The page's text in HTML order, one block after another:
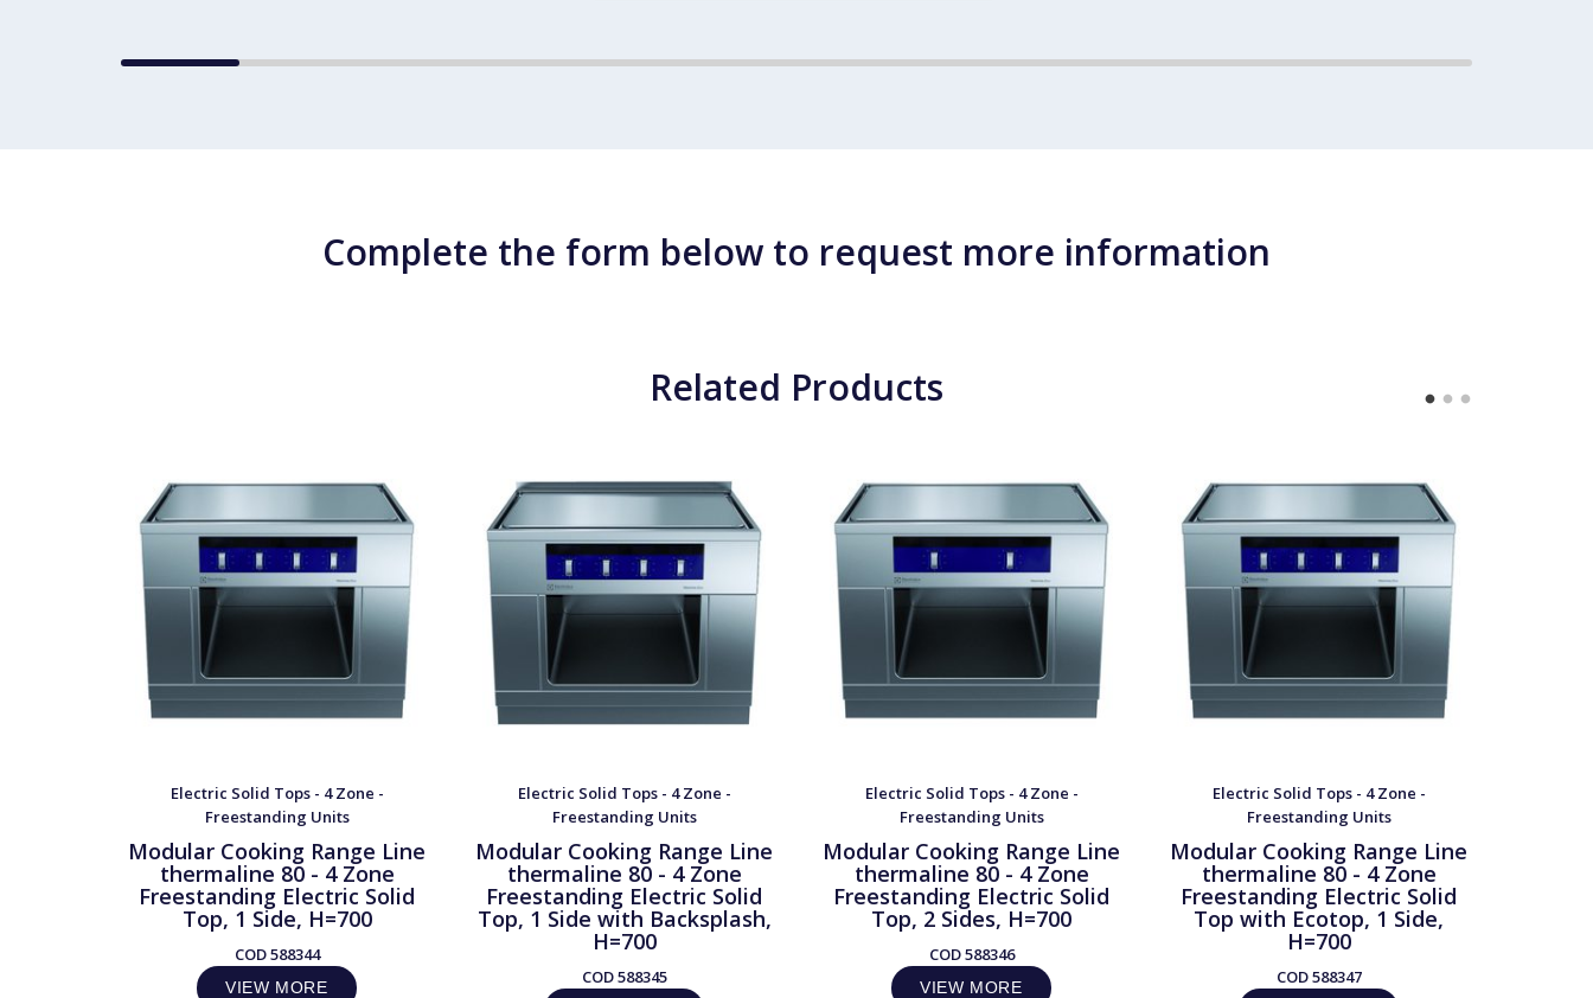
Complete the form below to request more information
Related Products
Electric Solid Tops - 4 Zone -
Freestanding Units
Modular Cooking Range Line
thermaline 80 - 4 Zone
Freestanding Electric Solid
Top, 1 Side, H=700
COD588344
VIEW MORE
Electric Solid Tops - 4 Zone -
Freestanding Units
Modular Cooking Range Line
thermaline 80 - 4 Zone
Freestanding Electric Solid
Top, 1 Side with Backsplash,
H=700
COD588345
Electric Solid Tops - 4 Zone -
Freestanding Units
Modular Cooking Range Line
thermaline 80 - 4 Zone
Freestanding Electric Solid
Top, 2 Sides, H=700
COD588346
VIEW MORE
Electric Solid Tops - 4 Zone -
Freestanding Units
Modular Cooking Range Line
thermaline 80 - 4 Zone
Freestanding Electric Solid
Top with Ecotop, 1 Side,
H=700
COD588347